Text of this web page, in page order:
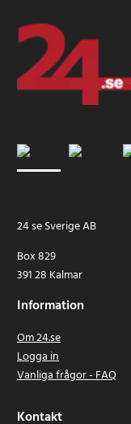
24 se Sverige AB
Box 829
391 28 Kalmar
Information
Om 24.se
Logga in
Vanliga frågor - FAQ
Kontakt